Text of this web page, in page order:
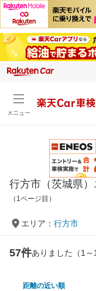
メニュー
楽天Car車検
行方市（茨城県
（1ページ目）
エリア： 行方市
57件ありました（1～
距離の近い順